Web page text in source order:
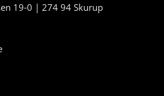
19-0 | 274 94 Skurup